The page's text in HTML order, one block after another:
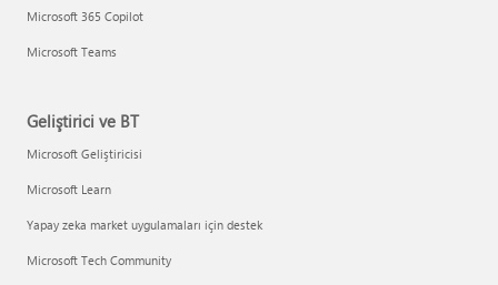
Microsoft 365 Copilot
Microsoft Teams
Geliştirici ve BT
Microsoft Geliştiricisi
Microsoft Learn
Yapay zeka market uygulamaları için destek
Microsoft Tech Community